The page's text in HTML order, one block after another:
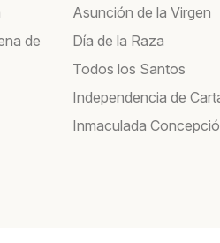
de
Asunción de la Virgen
Día de la Raza
Todos los Santos
Independencia de
Inmaculada